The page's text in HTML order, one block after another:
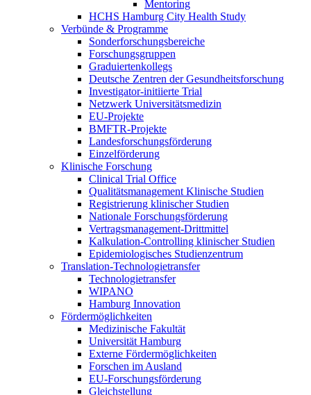
Mentoring
HCHS Hamburg City Health Study
Verbünde & Programme
Sonderforschungsbereiche
Forschungsgruppen
Graduiertenkollegs
Deutsche Zentren der Gesundheitsforschung
Investigator-initiierte Trial
Netzwerk Universitätsmedizin
EU-Projekte
BMFTR-Projekte
Landesforschungsförderung
Einzelförderung
Klinische Forschung
Clinical Trial Office
Qualitätsmanagement Klinische Studien
Registrierung klinischer Studien
Nationale Forschungsförderung
Vertragsmanagement-Drittmittel
Kalkulation-Controlling klinischer Studien
Epidemiologisches Studienzentrum
Translation-Technologietransfer
Technologietransfer
WIPANO
Hamburg Innovation
Fördermöglichkeiten
Medizinische Fakultät
Universität Hamburg
Externe Fördermöglichkeiten
Forschen im Ausland
EU-Forschungsförderung
Gleichstellung